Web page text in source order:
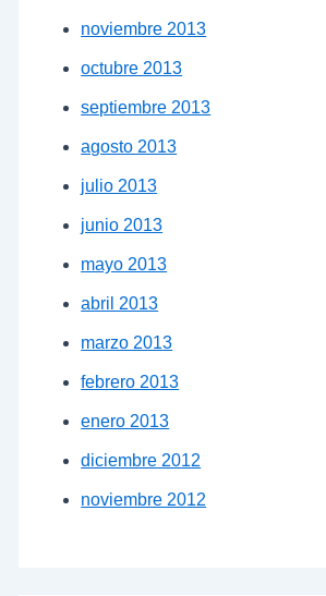
noviembre 2013
octubre 2013
septiembre 2013
agosto 2013
julio 2013
junio 2013
mayo 2013
abril 2013
marzo 2013
febrero 2013
enero 2013
diciembre 2012
noviembre 2012